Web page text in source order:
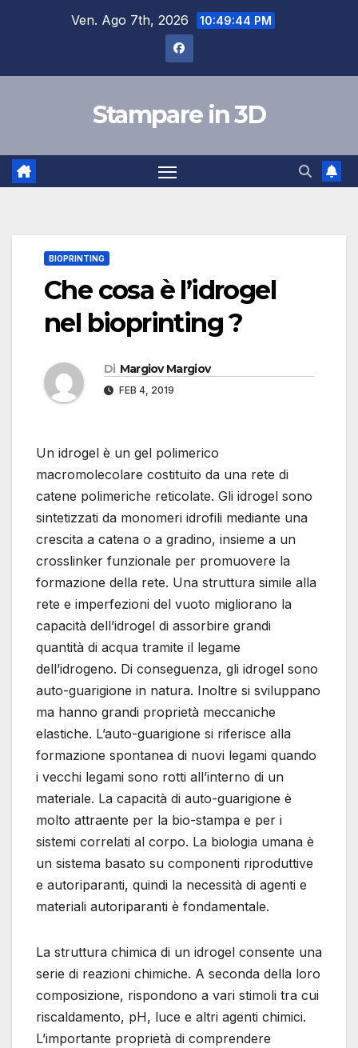
Ven. Ago 7th, 2026 10:49:45 PM
Stampare in 3D
BIOPRINTING
Che cosa è l’idrogel
nel bioprinting ?
Di Margiov Margiov
FEB 4, 2019
Un idrogel è un gel polimerico
macromolecolare costituito da una rete di
catene polimeriche reticolate. Gli idrogel sono
sintetizzati da monomeri idrofili mediante una
crescita a catena o a gradino, insieme a un
crosslinker funzionale per promuovere la
formazione della rete. Una struttura simile alla
rete e imperfezioni del vuoto migliorano la
capacità dell’idrogel di assorbire grandi
quantità di acqua tramite il legame
dell’idrogeno. Di conseguenza, gli idrogel sono
auto-guarigione in natura. Inoltre si sviluppano
ma hanno grandi proprietà meccaniche
elastiche. L’auto-guarigione si riferisce alla
formazione spontanea di nuovi legami quando
i vecchi legami sono rotti all’interno di un
materiale. La capacità di auto-guarigione è
molto attraente per la bio-stampa e per i
sistemi correlati al corpo. La biologia umana è
un sistema basato su componenti riproduttive
e autoriparanti, quindi la necessità di agenti e
materiali autoriparanti è fondamentale.
La struttura chimica di un idrogel consente una
serie di reazioni chimiche. A seconda della loro
composizione, rispondono a vari stimoli tra cui
riscaldamento, pH, luce e altri agenti chimici.
L’importante proprietà di comprendere